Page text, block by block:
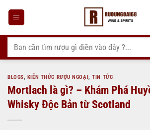
dung
Tìm
kiếm:
BLOGS, KIẾN THỨC RƯỢU NGOẠI,TIN TỨC
Mortlach là gì? – Khám Phá
Whisky Độc Bản từ Scotland